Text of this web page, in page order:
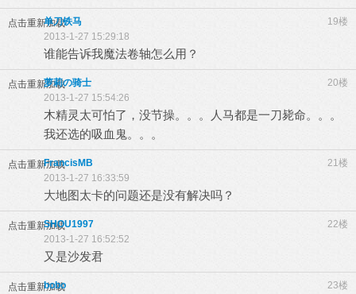
点击重新加载 19楼
单刀铁马
2013-1-27 15:29:18
谁能告诉我魔法卷轴怎么用？
点击重新加载 20楼
萝莉の骑士
2013-1-27 15:54:26
木精灵太可怕了，没节操。。。人马都是一刀毙命。。。
我还选的吸血鬼。。。
点击重新加载 21楼
FrancisMB
2013-1-27 16:33:59
大地图太卡的问题还是没有解决吗？
点击重新加载 22楼
SHOU1997
2013-1-27 16:52:52
又是沙发君
点击重新加载 23楼
bobo